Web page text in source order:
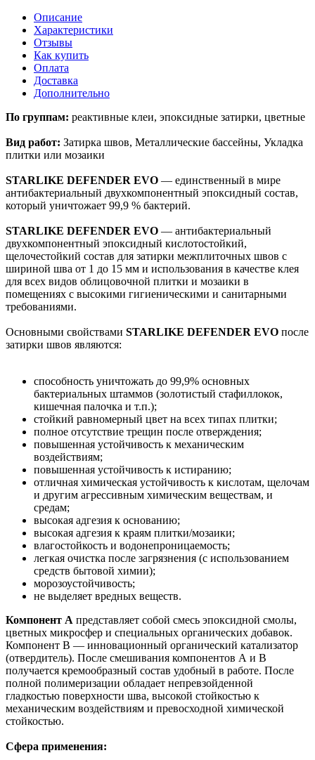
Описание
Характеристики
Отзывы
Как купить
Оплата
Доставка
Дополнительно
По группам: реактивные клеи, эпоксидные затирки, цветные
Вид работ: Затирка швов, Металлические бассейны, Укладка
плитки или мозаики
STARLIKE DEFENDER EVO — единственный в мире
антибактериальный двухкомпонентный эпоксидный состав,
который уничтожает 99,9 % бактерий.
STARLIKE DEFENDER EVO — антибактериальный
двухкомпонентный эпоксидный кислотостойкий,
щелочестойкий состав для затирки межплиточных швов с
шириной шва от 1 до 15 мм и использования в качестве клея
для всех видов облицовочной плитки и мозаики в
помещениях с высокими гигиеническими и санитарными
требованиями.
Основными свойствами STARLIKE DEFENDER EVO после
затирки швов являются:
способность уничтожать до 99,9% основных
бактериальных штаммов (золотистый стафиллокок,
кишечная палочка и т.п.);
стойкий равномерный цвет на всех типах плитки;
полное отсутствие трещин после отверждения;
повышенная устойчивость к механическим
воздействиям;
повышенная устойчивость к истиранию;
отличная химическая устойчивость к кислотам, щелочам
и другим агрессивным химическим веществам, и
средам;
высокая адгезия к основанию;
высокая адгезия к краям плитки/мозаики;
влагостойкость и водонепроницаемость;
легкая очистка после загрязнения (с использованием
средств бытовой химии);
морозоустойчивость;
не выделяет вредных веществ.
Компонент А представляет собой смесь эпоксидной смолы,
цветных микросфер и специальных органических добавок.
Компонент В — инновационный органический катализатор
(отвердитель). После смешивания компонентов А и В
получается кремообразный состав удобный в работе. После
полной полимеризации обладает непревзойденной
гладкостью поверхности шва, высокой стойкостью к
механическим воздействиям и превосходной химической
стойкостью.
Сфера применения: